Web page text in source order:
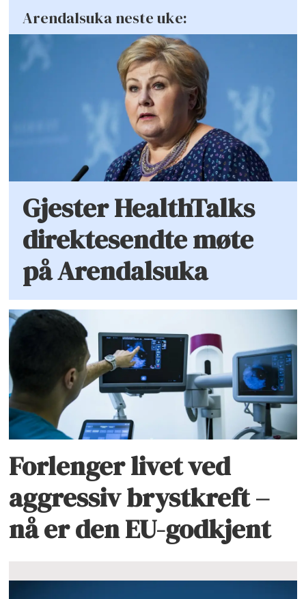
Arendalsuka neste uke:
Gjester HealthTalks
direktesendte møte
på Arendalsuka
Forlenger livet ved
aggressiv brystkreft –
nå er den EU-godkjent